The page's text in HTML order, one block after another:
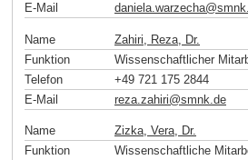
E-Mail
daniela.warzecha@smnk
Name
Zahiri, Reza, Dr.
Funktion
Wissenschaftlicher
Telefon
+49 721 175 2844
E-Mail
reza.zahiri@smnk de
Name
Zizka, Vera, Dr.
Funktion
Wissenschaftliche